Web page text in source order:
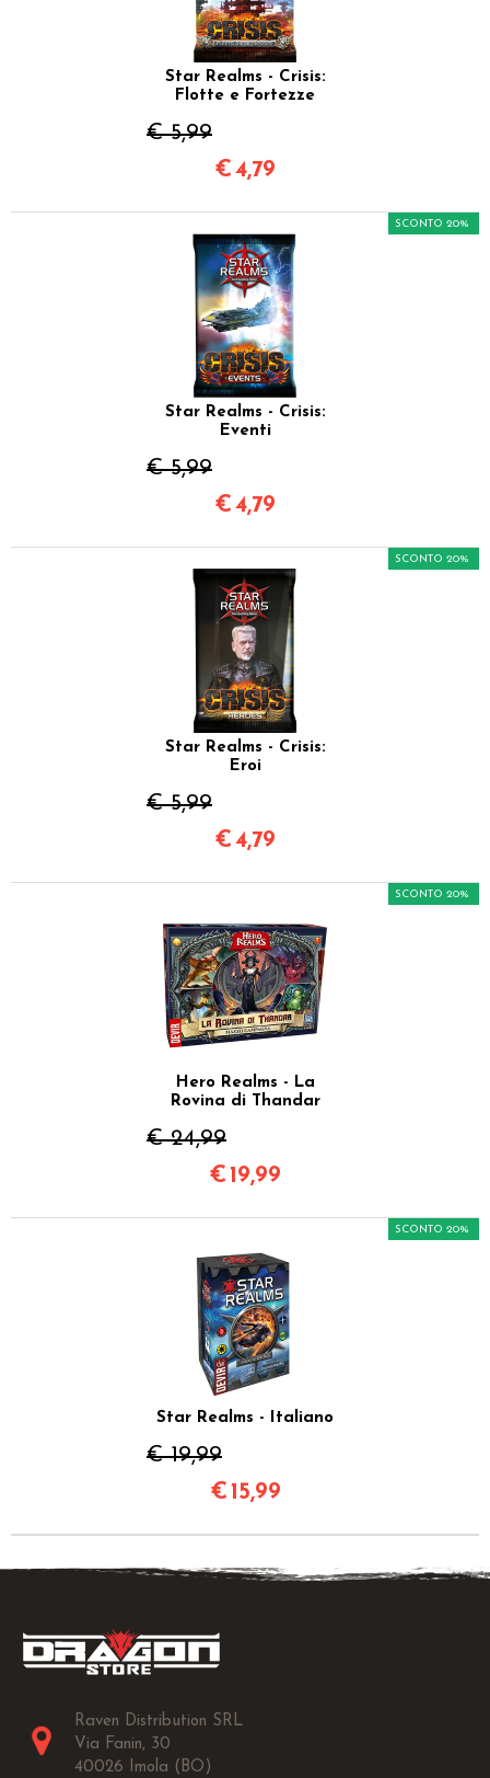
Star Realms - Crisis:
Flotte e Fortezze
€ 5,99
€4,79
Star Realms - Crisis:
Eventi
€ 5,99
SCONTO 20%
€4,79
Star Realms - Crisis:
Eroi
€ 5,99
SCONTO 20%
€4,79
Hero Realms - La
Rovina di Thandar
€ 24,99
SCONTO 20%
€ 19,99
Star Realms - Italiano
€ 19,99
SCONTO 20%
€ 15,99
Raven Distribution SRL
Via Fanin, 30
40026 Imola (BO)